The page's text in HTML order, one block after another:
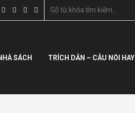
SÁCH TRÍCH DẪN – CÂU NÓI HAY